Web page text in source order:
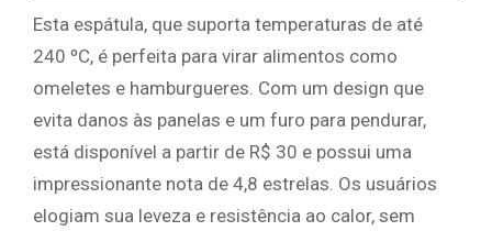
Esta espátula, que suporta temperaturas de até
240 ºC, é perfeita para virar alimentos como
omeletes e hamburgueres. Com um design que
evita danos às panelas e um furo para pendurar,
está disponível a partir de R$ 30 e possui uma
impressionante nota de 4,8 estrelas. Os usuários
elogiam sua leveza e resistência ao calor, sem